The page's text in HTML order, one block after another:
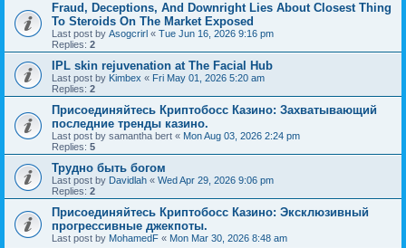
Fraud, Deceptions, And Downright Lies About Closest Thing
To Steroids On The Market Exposed
Last post by Asogcrirl « Tue Jun 16, 2026 9:16 pm
Replies: 2
IPL skin rejuvenation at The Facial Hub
Last post by Kimbex « Fri May 01, 2026 5:20 am
Replies: 2
Присоединяйтесь Криптобосс Казино: Захватывающий
последние тренды казино.
Last post by samantha bert « Mon Aug 03, 2026 2:24 pm
Replies: 5
Трудно быть богом
Last post by Davidlah « Wed Apr 29, 2026 9:06 pm
Replies: 2
Присоединяйтесь Криптобосс Казино: Эксклюзивный
прогрессивные джекпоты.
Last post by MohamedF « Mon Mar 30, 2026 8:48 am